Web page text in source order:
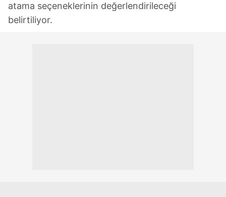
atama seçeneklerinin değerlendirileceği
belirtiliyor.